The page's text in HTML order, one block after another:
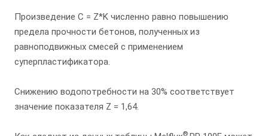
Произведение C = Z*K численно равно повышению
предела прочности бетонов, полученных из
равноподвижных смесей с применением
суперпластификатора.
Снижению водопотребности на 30% соответствует
значение показателя Z = 1,64.
®